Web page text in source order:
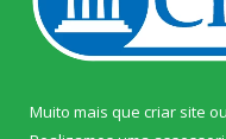
Muito mais que criar site ou